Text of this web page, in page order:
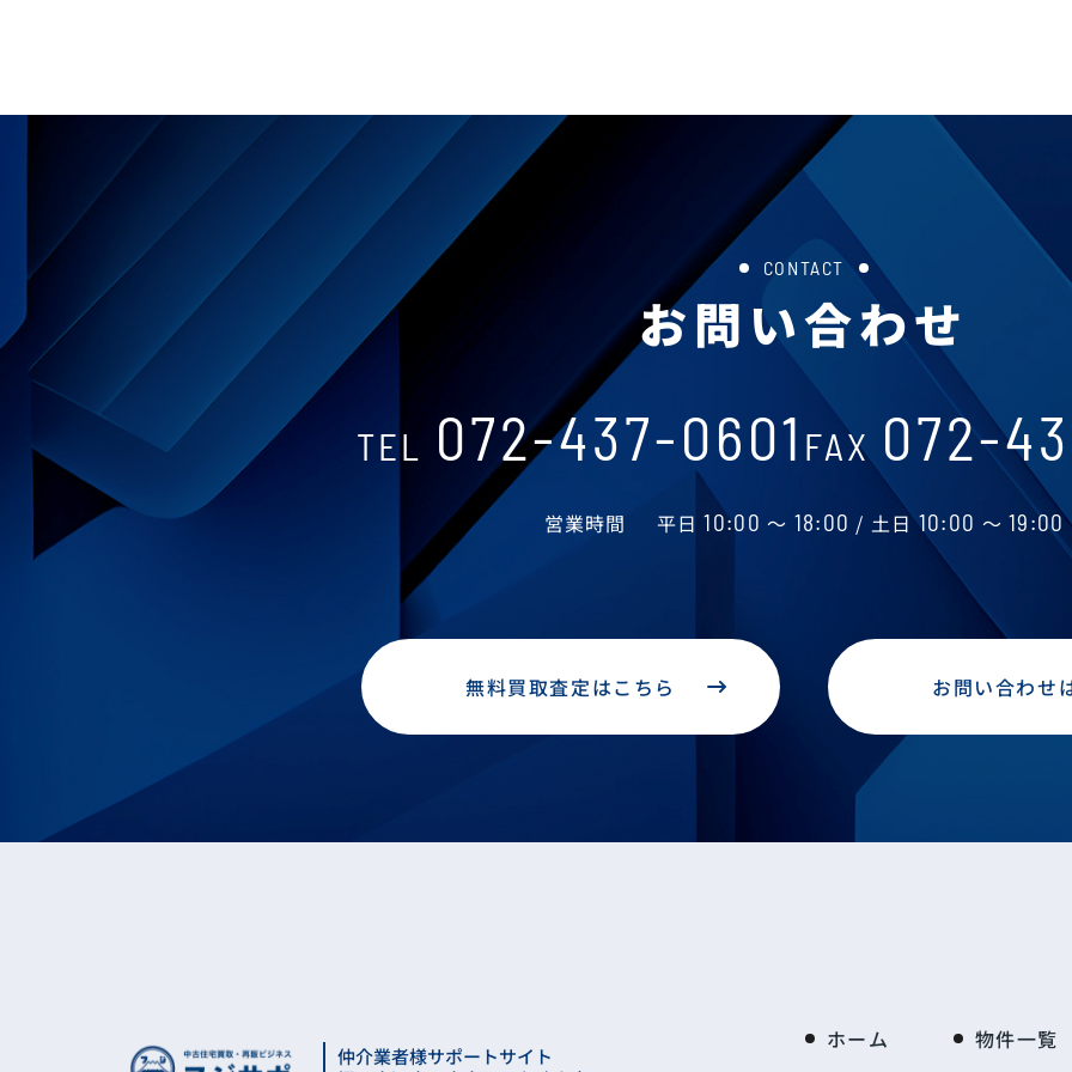
CONTACT
お問い合わせ
TEL 072-437-0601 FAX 072-
営業時間 平日10:00 ～ 18:00 / 土日10:00 ～19:00
無料買取査定はこちら お問い合わせ
仲介業者様サポートサイト
ホーム 物件一覧